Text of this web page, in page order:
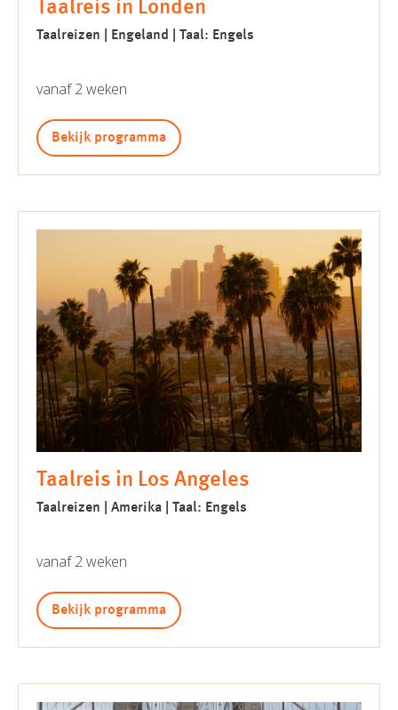
Taalreis in Londen
Taalreizen | Engeland | Taal: Engels
vanaf 2 weken
Bekijk programma
Taalreis in Los Angeles
Taalreizen | Amerika | Taal: Engels
vanaf 2 weken
Bekijk programma